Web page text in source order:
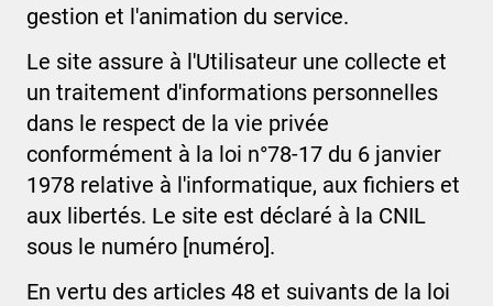
gestion et l'animation du service.
Le site assure à l'Utilisateur une collecte et
un traitement d'informations personnelles
dans le respect de la vie privée
conformément à la loi n°78-17 du 6 janvier
1978 relative à l'informatique, aux fichiers et
aux libertés. Le site est déclaré à la CNIL
sous le numéro [numéro].
En vertu des articles 48 et suivants de la loi